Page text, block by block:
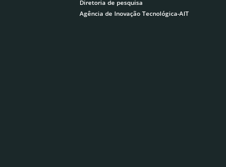
Diretoria de pesquisa
Agência de Inovação Tecnológica-AIT